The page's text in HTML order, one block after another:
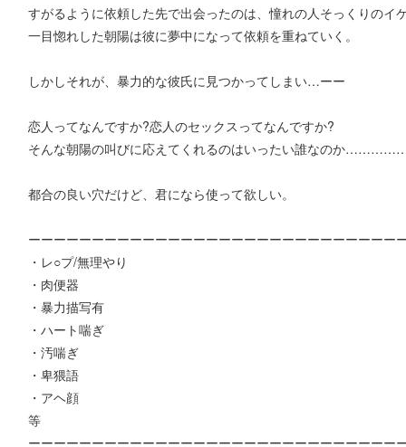
すがるように依頼した先で出会ったのは、憧れの人そっくりのイ
一目惚れした朝陽は彼に夢中になって依頼を重ねていく。
しかしそれが、暴力的な彼氏に見つかってしまい…ーー
恋人ってなんですか?恋人のセックスってなんですか?
そんな朝陽の叫びに応えてくれるのはいったい誰なのか
都合の良い穴だけど、君になら使って欲しい。
ーーーーーーーーーーーーーーーーーーーーーーーーーーーーー
・レ○プ/無理やり
・肉便器
・暴力描写有
・ハート喘ぎ
・汚喘ぎ
・卑猥語
・アヘ顔
等
ーーーーーーーーーーーーーーーーーーーーーーーーーーーーー